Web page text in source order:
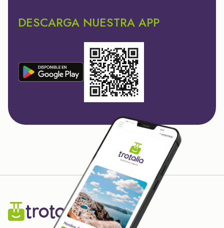
DESCARGA NUESTRA APP